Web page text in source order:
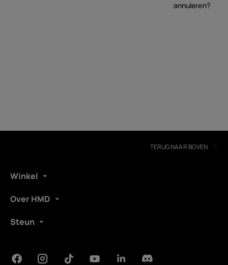
annuleren?
TERUG NAAR BOVEN
Winkel
Over HMD
Steun